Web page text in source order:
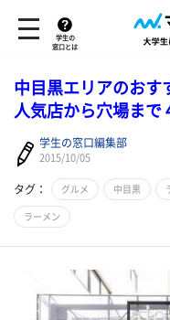
学生の
窓口とは
中目黒エリアのおす
人気店から穴場まで
学生の窓口編集部
2015/10/05
タグ： グルメ 中目黒
ラーメン